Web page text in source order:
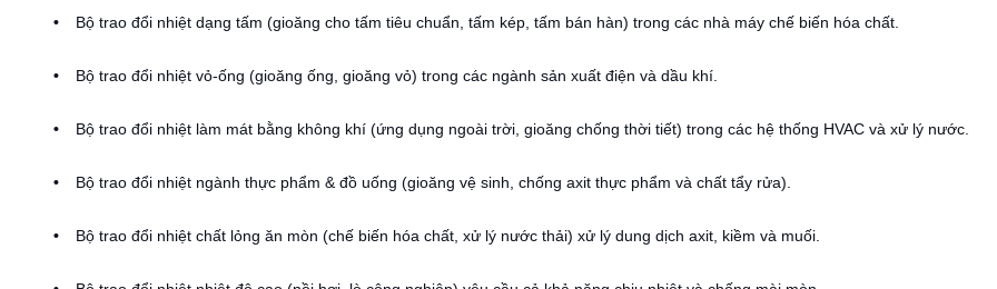
Bộ trao đổi nhiệt dạng tấm (gioăng cho tấm tiêu chuẩn, tấm kép, tấm bán hàn) trong các nhà máy chế biến hóa chất.
Bộ trao đổi nhiệt vỏ-ống (gioăng ống, gioăng vỏ) trong các ngành sản xuất điện và dầu khí.
Bộ trao đổi nhiệt làm mát bằng không khí (ứng dụng ngoài trời, gioăng chống thời tiết) trong các hệ thống HVAC và xử lý nước.
Bộ trao đổi nhiệt ngành thực phẩm & đồ uống (gioăng vệ sinh, chống axit thực phẩm và chất tẩy rửa).
Bộ trao đổi nhiệt chất lỏng ăn mòn (chế biến hóa chất, xử lý nước thải) xử lý dung dịch axit, kiềm và muối.